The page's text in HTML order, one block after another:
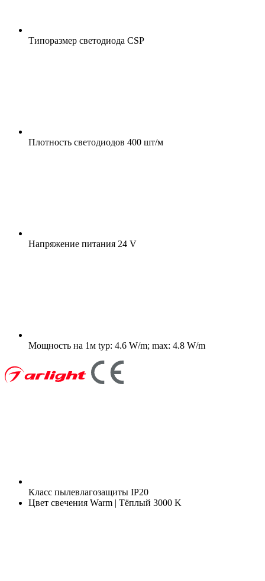
Типоразмер светодиода CSP
Плотность светодиодов 400 шт/м
Напряжение питания 24 V
Мощность на 1м typ: 4.6 W/m; max: 4.8 W/m
Класс пылевлагозащиты IP20
Цвет свечения Warm | Тёплый 3000 K